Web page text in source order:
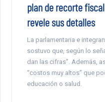
plan de recorte
revele sus detalles
La parlamentaria e
sostuvo que, según lo
dan las cifras”. Además,
“costos muy altos” que
educación o salud.